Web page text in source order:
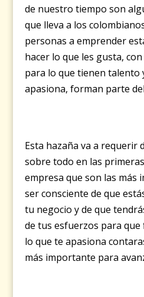
de nuestro tiempo son
que lleva a los
personas a emprender
hacer lo que les gusta,
para lo que tienen talento
apasiona, forman parte
Esta hazaña va a requerir
sobre todo en las
empresa que son las más
ser consciente de que
tu negocio y de que
de tus esfuerzos para que
lo que te apasiona
más importante para